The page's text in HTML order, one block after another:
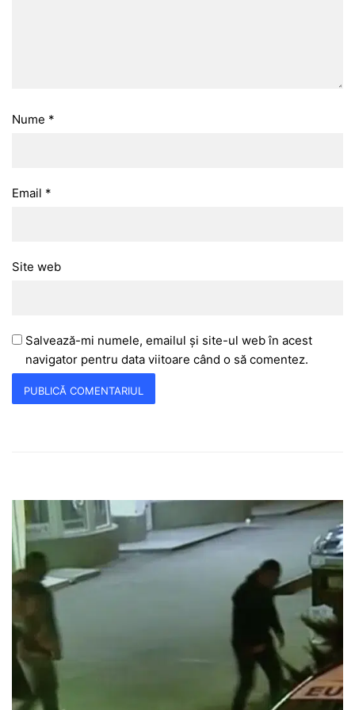
Nume *
Email *
Site web
Salvează-mi numele, emailul și site-ul web în acest
navigator pentru data viitoare când o să comentez.